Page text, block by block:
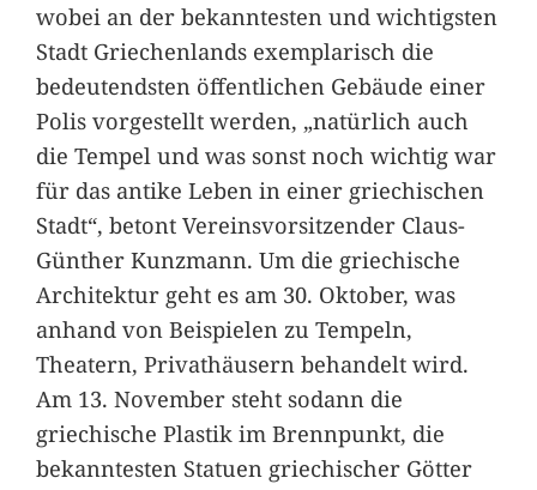
wobei an der bekanntesten und wichtigsten
Stadt Griechenlands exemplarisch die
bedeutendsten öffentlichen Gebäude einer
Polis vorgestellt werden, „natürlich auch
die Tempel und was sonst noch wichtig war
für das antike Leben in einer griechischen
Stadt“, betont Vereinsvorsitzender Claus-
Günther Kunzmann. Um die griechische
Architektur geht es am 30. Oktober, was
anhand von Beispielen zu Tempeln,
Theatern, Privathäusern behandelt wird.
Am 13. November steht sodann die
griechische Plastik im Brennpunkt, die
bekanntesten Statuen griechischer Götter